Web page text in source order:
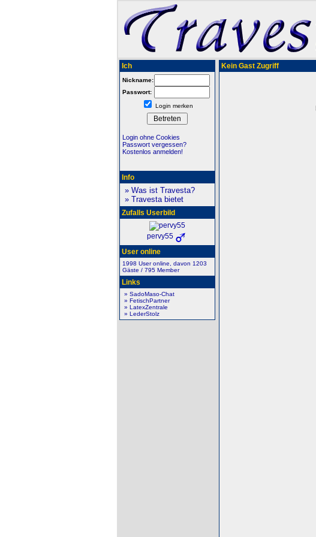
Ich
Nickname:
Passwort:
Login merken
Login ohne Cookies
Passwort vergessen?
Kostenlos anmelden!
Info
» Was ist Travesta?
» Travesta bietet
Zufalls Userbild
pervy55
User online
1998 User online, davon 1203
Gäste / 795 Member
Links
» SadoMaso-Chat
» FetischPartner
» LatexZentrale
» LederStolz
Kein Gast Zugriff